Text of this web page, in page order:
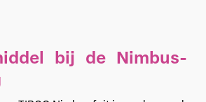
bij de Nimbus-